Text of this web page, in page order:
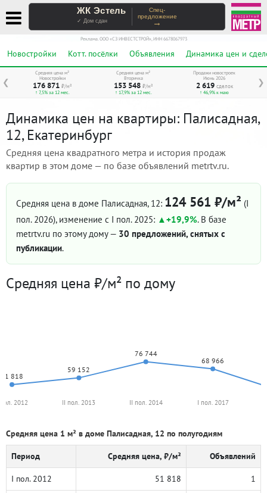
ЖК Эстель
✓ Дом сдан
Спец-
предложение
→
Реклама. ООО «СЗ ИНВЕСТСТРОЙ», ИНН 6678067973
Новостройки Котт. посёлки Объявления Динамика цен и
❮ ❯
Средняя цена м²
Новостройки
176 871 ₽/м²
↑ 7,5% за 12 мес.
Средняя цена м²
Вторичка
153 548 ₽/м²
↑ 17,9% за 12 мес.
Продажи новостроек
Июнь 2026
2 619 сделок
↑ 46,9% к маю
Динамика цен на квартиры: Палисадная,
12, Екатеринбург
Средняя цена квадратного метра и история продаж
квартир в этом доме — по базе объявлений metrtv.ru.
Средняя цена в доме Палисадная, 12: 124 561 ₽/м² (I
пол. 2026), изменение с I пол. 2025: +19,9%. В базе
metrtv.ru по этому дому — 30 предложений, снятых с
публикации.
Средняя цена ₽/м² по дому
51 818
59 152
76 744
68 966
2012 II пол. 2013 II пол. 2014 I пол. 2017
Средняя цена 1 м² в доме Палисадная, 12 по полугодиям
Период Средняя цена, ₽/м² Объявлений
I пол. 2012 51 818 1